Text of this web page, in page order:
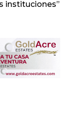
instituciones”